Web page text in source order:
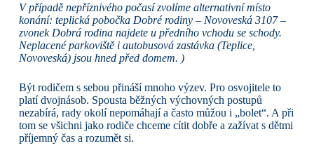
V případě nepříznivého počasí zvolíme alternativní místo
konání: teplická pobočka Dobré rodiny – Novoveská 3107 –
zvonek Dobrá rodina najdete u předního vchodu se schody.
Neplacené parkoviště i autobusová zastávka (Teplice,
Novoveská) jsou hned před domem. )
Být rodičem s sebou přináší mnoho výzev. Pro osvojitele to
platí dvojnásob. Spousta běžných výchovných postupů
nezabírá, rady okolí nepomáhají a často můžou i „bolet“. A při
tom se všichni jako rodiče chceme cítit dobře a zažívat s dětmi
příjemný čas a rozumět si.